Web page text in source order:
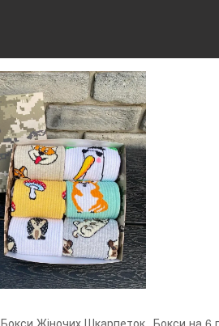
Бокси Жіночих Шкарпеток Бокси на 6